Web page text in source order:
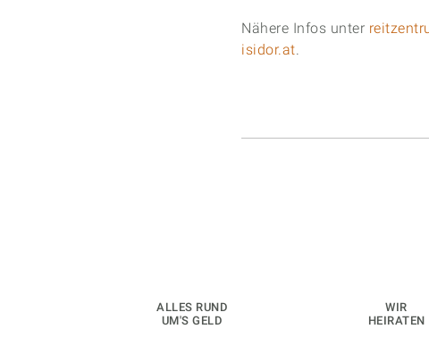
Nähere Infos unter
isidor.at.
ALLES RUND
UM'S GELD
WIR
HEIRATEN